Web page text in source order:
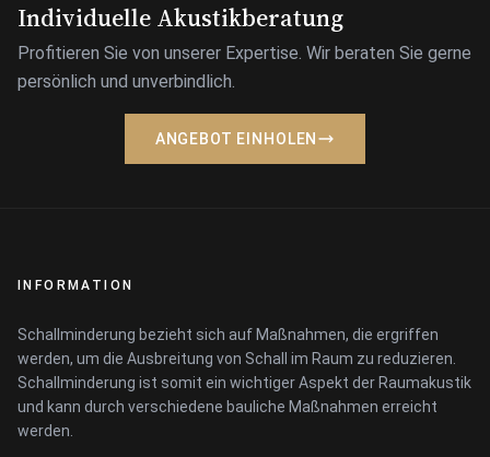
Individuelle Akustikberatung
Profitieren Sie von unserer Expertise. Wir beraten Sie gerne
persönlich und unverbindlich.
ANGEBOT EINHOLEN
INFORMATION
Schallminderung bezieht sich auf Maßnahmen, die ergriffen
werden, um die Ausbreitung von Schall im Raum zu reduzieren.
Schallminderung ist somit ein wichtiger Aspekt der Raumakustik
und kann durch verschiedene bauliche Maßnahmen erreicht
werden.